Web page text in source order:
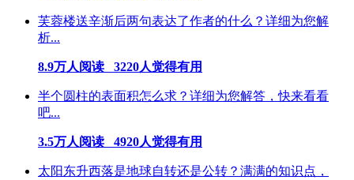
芙蓉楼送辛渐后两句表达了作者的什么？详细为您解
析...
8.9万人阅读 3220人觉得有用
半个圆柱的表面积怎么求？详细为您解答，快来看看
吧...
3.5万人阅读 4920人觉得有用
太阳东升西落是地球自转还是公转？满满的知识点，